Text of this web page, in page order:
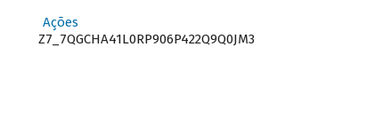
Ações
Z7_7QGCHA41L0RP906P422Q9Q0JM3